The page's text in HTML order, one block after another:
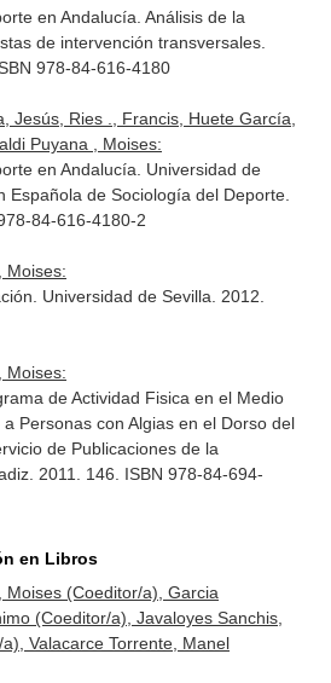
en Andalucía. Análisis de la
de intervención transversales.
978-84-616-4180
Jesús, Ries ., Francis, Huete García,
Puyana , Moises:
en Andalucía. Universidad de
Española de Sociología del Deporte.
84-616-4180-2
Moises:
Universidad de Sevilla. 2012.
Moises:
de Actividad Fisica en el Medio
Personas con Algias en el Dorso del
de Publicaciones de la
2011. 146. ISBN 978-84-694-
en Libros
Moises (Coeditor/a), Garcia
(Coeditor/a), Javaloyes Sanchis,
Valacarce Torrente, Manel